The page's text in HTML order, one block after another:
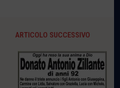
ARTICOLO SUCCESSIVO